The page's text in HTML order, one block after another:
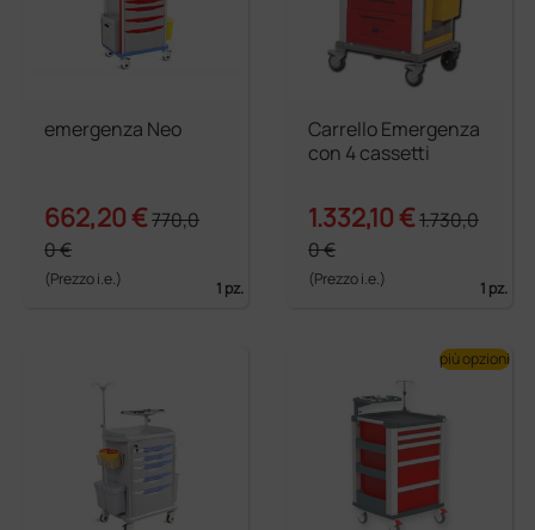
emergenza Neo
662,20 €770,0
0 €
(Prezzo i.e.) 1 pz.
Carrello Emergenza
con 4 cassetti
1.332,10 €1.730,0
0 €
(Prezzo i.e.) 1 pz.
più opzioni